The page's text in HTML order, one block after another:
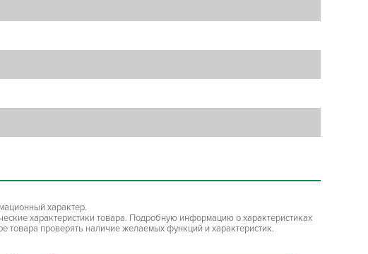
характер.
характеристики товара. Подробную информацию о характеристиках
товара проверять наличие желаемых функций и характеристик.